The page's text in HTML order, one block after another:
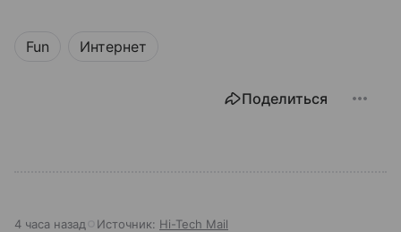
Fun Интернет
Поделиться
4 часа назад Источник: Hi-Tech Mail